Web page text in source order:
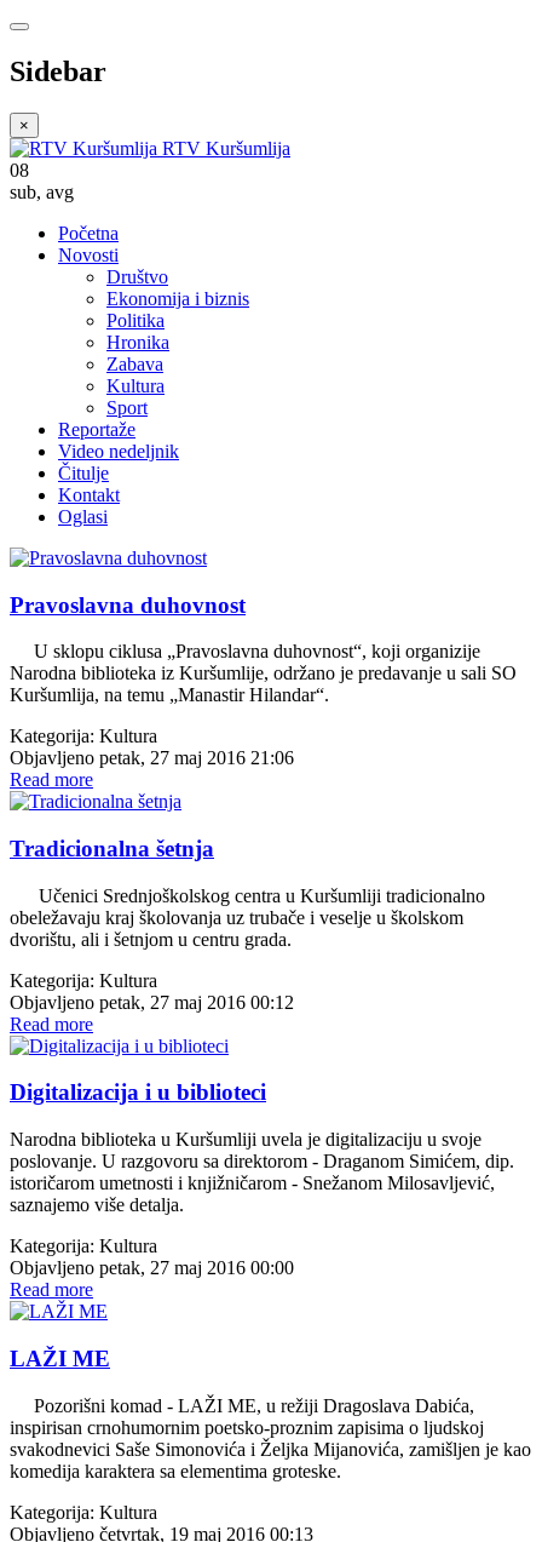
Sidebar
×
RTV Kuršumlija
08
sub, avg
Početna
Novosti
Društvo
Ekonomija i biznis
Politika
Hronika
Zabava
Kultura
Sport
Reportaže
Video nedeljnik
Čitulje
Kontakt
Oglasi
Pravoslavna duhovnost
U sklopu ciklusa „Pravoslavna duhovnost“, koji organizije
Narodna biblioteka iz Kuršumlije, održano je predavanje u sali SO
Kuršumlija, na temu „Manastir Hilandar“.
Kategorija: Kultura
Objavljeno petak, 27 maj 2016 21:06
Read more
Tradicionalna šetnja
Učenici Srednjoškolskog centra u Kuršumliji tradicionalno
obeležavaju kraj školovanja uz trubače i veselje u školskom
dvorištu, ali i šetnjom u centru grada.
Kategorija: Kultura
Objavljeno petak, 27 maj 2016 00:12
Read more
Digitalizacija i u biblioteci
Narodna biblioteka u Kuršumliji uvela je digitalizaciju u svoje
poslovanje. U razgovoru sa direktorom - Draganom Simićem, dip.
istoričarom umetnosti i knjižničarom - Snežanom Milosavljević,
saznajemo više detalja.
Kategorija: Kultura
Objavljeno petak, 27 maj 2016 00:00
Read more
LAŽI ME
Pozorišni komad - LAŽI ME, u režiji Dragoslava Dabića,
inspirisan crnohumornim poetsko-proznim zapisima o ljudskoj
svakodnevici Saše Simonovića i Željka Mijanovića, zamišljen je kao
komedija karaktera sa elementima groteske.
Kategorija: Kultura
Objavljeno četvrtak, 19 maj 2016 00:13